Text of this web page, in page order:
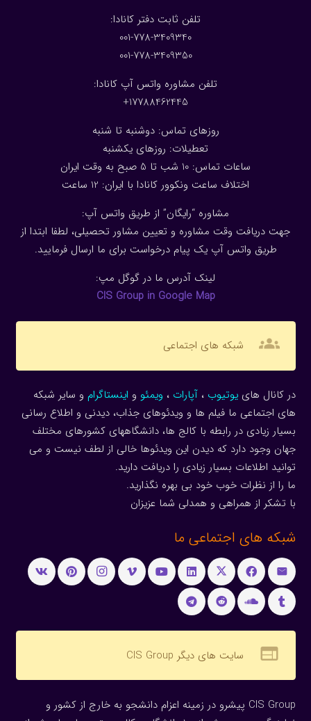
:تلفن ثابت دفتر کانادا
001-778-3409340
001-778-3409350
تلفن مشاوره واتس آپ کانادا:
17788462445+
روزهای تماس: دوشنبه تا شنبه
تعطیلات: روزهای یکشنبه
ساعات تماس: 10 شب تا 5 صبح به وقت ایران
اختلاف ساعت ونکوور کانادا با ایران: 1 2 ساعت
مشاوره “رایگان” از طریق واتس آپ:
جهت دریافت وقت مشاوره و تعیین مشاور تحصیلی، لطفا ابتدا از
طریق واتس آپ یک پیام درخواست برای ما ارسال فرمایید.
لینک آدرس ما در گوگل مپ:
CIS Group in Google Map
groups شبکه های اجتماعی
در کانال هاییوتیوب ، آپارات ، ویمئو و اینستاگرام و سایر شبکه
های اجتماعی ما فیلم ها و ویدئوهای جذاب، دیدنی و اطلاع رسانی
بسیار زیادی در رابطه با کالج ها، دانشگاههای کشورهای مختلف
جهان وجود دارد که دیدن این ویدئوها خالی از لطف نیست و می
توانید اطلاعات بسیار زیادی را دریافت دارید.
ما را از نظرات خوب خود بی بهره نگذارید.
با تشکر از همراهی و همدلی شما عزیزان
شبکه های اجتماعی ما
web سایت های دیگر CIS Group
CIS Group پیشرو در زمینه اعزام دانشجو به خارج از کشور و